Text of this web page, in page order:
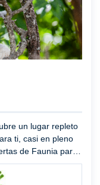
un lugar repleto
ti, casi en pleno
de Faunia para
y no ...Mostrar